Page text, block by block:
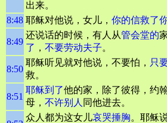
出来。
8:48 耶稣对他说，女儿， 你的信救了
8:49
还说话的时候，有人从管会堂的
了 ， 不要劳动夫子。
8:50
耶稣听见就对他说，不要怕， 只
救。
8:51
耶稣到了他的家，除了彼得，约
母， 不许别人 同他进去。
众人都为这女儿哀哭捶胸。耶稣